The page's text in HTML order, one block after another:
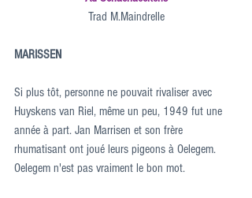
Trad M.Maindrelle
MARISSEN
Si plus tôt, personne ne pouvait rivaliser avec
Huyskens van Riel, même un peu, 1949 fut une
année à part. Jan Marrisen et son frère
rhumatisant ont joué leurs pigeons à Oelegem.
Oelegem n'est pas vraiment le bon mot.